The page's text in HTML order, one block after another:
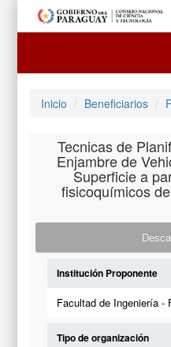
Inicio Beneficiarios
Tecnicas de
Enjambre de
Superficie a
fisicoquímicos
Institución Proponente
Facultad de Ingeniería -
Tipo de organización